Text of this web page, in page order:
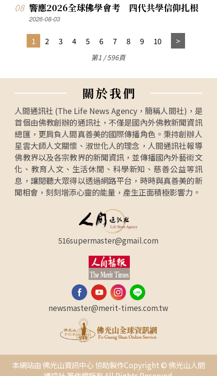
響應2026全球佛學會考 四代共學信仰扎根
2026-08-03
1 2 3 4 5 6 7 8 9 10
第1 / 596頁
關於我們
人間通訊社 (The Life News Agency，簡稱人間社)，是
首個由佛教創辦的通訊社，不僅是國內外佛教新聞資訊
總匯，更肩負人間真善美的國際傳播角色。秉持創辦人
星雲大師人文關懷、淑世化人的理念，人間通訊社報導
佛教界以及各宗教界的新聞資訊，並傳播國內外藝術文
化、教育人文、生活休閒、科學新知、慈善公益等訊
息，讓閱聽大眾得以透過網路平台，時時與真善美的新
聞相會，刻刻增添心靈的能量，產生正面積極影響力。
516supermaster@gmail.com
newsmaster@merit-times.com.tw
本網站由 佛光山資訊中心 協助製作Copyright © 佛光山人間